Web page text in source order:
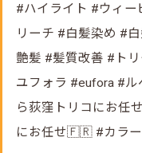
#ハイライト #ウィ
リーチ #白髪染め #
艶髪 #髪質改善 #ト
ユフォラ #eufora #
ら荻窪トリコにお任
にお任せ🇫🇷 #カラ